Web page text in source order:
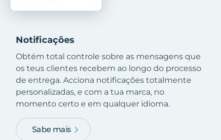
Notificações
Obtém total controle sobre as mensagens que
os teus clientes recebem ao longo do processo
de entrega. Acciona notificações totalmente
personalizadas, e com a tua marca, no
momento certo e em qualquer idioma.
Sabe mais